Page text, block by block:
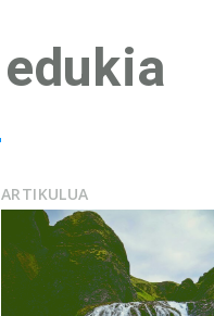
edukia
ARTIKULUA